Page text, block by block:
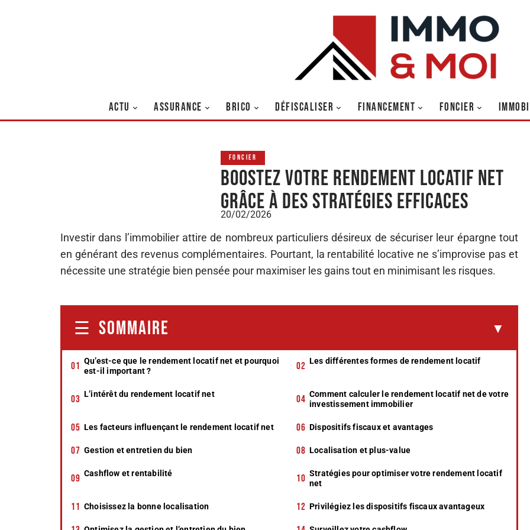
ACTU ASSURANCE BRICO DÉFISCALISER FINANCEMENT FONCIER
FONCIER
Boostez votre rendement locatif net
grâce à des stratégies efficaces
20/02/2026
Investir dans l’immobilier attire de nombreux particuliers désireux de sécuriser leur épargne tout
en générant des revenus complémentaires. Pourtant, la rentabilité locative ne s’improvise pas et
nécessite une stratégie bien pensée pour maximiser les gains tout en minimisant les risques.
SOMMAIRE
Qu’est-ce que le rendement locatif net et pourquoi
est-il important ?
Les différentes formes de rendement locatif
L’intérêt du rendement locatif net
Comment calculer le rendement locatif net de votre
investissement immobilier
Les facteurs influençant le rendement locatif net Dispositifs fiscaux et avantages
Gestion et entretien du bien Localisation et plus-value
Cashflow et rentabilité
Stratégies pour optimiser votre rendement locatif
net
Choisissez la bonne localisation Privilégiez les dispositifs fiscaux avantageux